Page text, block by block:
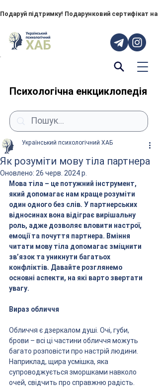
Подаруй підтримку! Подарунковий сертифікат
Психологічна енкциклопедія
Як розуміти мову тіла партнера
Український психологічний ХАБ
Оновлено: 26 черв. 2024 р.
Мова тіла – це потужний інструмент,
який допомагає нам краще розуміти
один одного без слів. У партнерських
відносинах вона відіграє вирішальну
роль, адже дозволяє вловити настрої,
емоції та почуття партнера. Вміння
читати мову тіла допомагає зміцнити
зв’язок та уникнути багатьох
конфліктів. Давайте розглянемо
основні аспекти, на які варто звертати
увагу.
Вираз обличчя
Обличчя є дзеркалом душі. Очі, губи,
брови – всі ці частини обличчя можуть
багато розповісти про настрій людини.
Наприклад, щира усмішка, яка
супроводжується зморшками навколо
очей, свідчить про справжню радість.